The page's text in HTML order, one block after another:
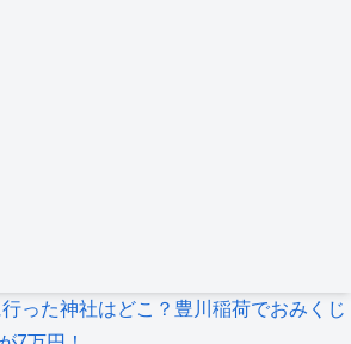
った神社はどこ？豊川稲荷でおみくじ